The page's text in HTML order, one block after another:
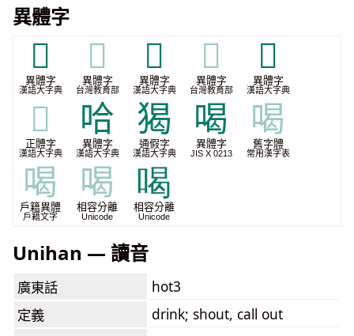
異體字
𠿒
異體字
漢語大字典
𠿒
異體字
台灣教育部
𡀽
異體字
漢語大字典
𡀽
異體字
台灣教育部
𡁁
異體字
漢語大字典
𡁁
正體字
漢語大字典
哈
異體字
漢語大字典
猲
通假字
漢語大字典
喝
異體字
JIS X 0213
喝
舊字體
常用漢字表
喝
戶籍異體
戶籍文字
喝
相容分離
Unicode
喝
相容分離
Unicode
Unihan — 讀音
廣東話
hot3
定義
drink; shout, call out